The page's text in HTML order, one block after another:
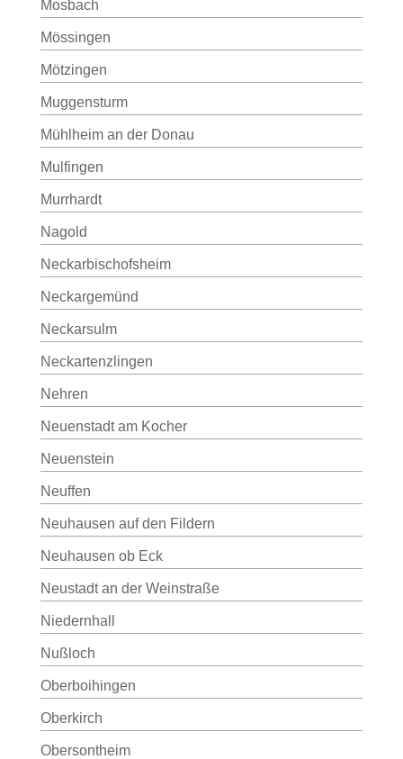
Mosbach
Mössingen
Mötzingen
Muggensturm
Mühlheim an der Donau
Mulfingen
Murrhardt
Nagold
Neckarbischofsheim
Neckargemünd
Neckarsulm
Neckartenzlingen
Nehren
Neuenstadt am Kocher
Neuenstein
Neuffen
Neuhausen auf den Fildern
Neuhausen ob Eck
Neustadt an der Weinstraße
Niedernhall
Nußloch
Oberboihingen
Oberkirch
Obersontheim